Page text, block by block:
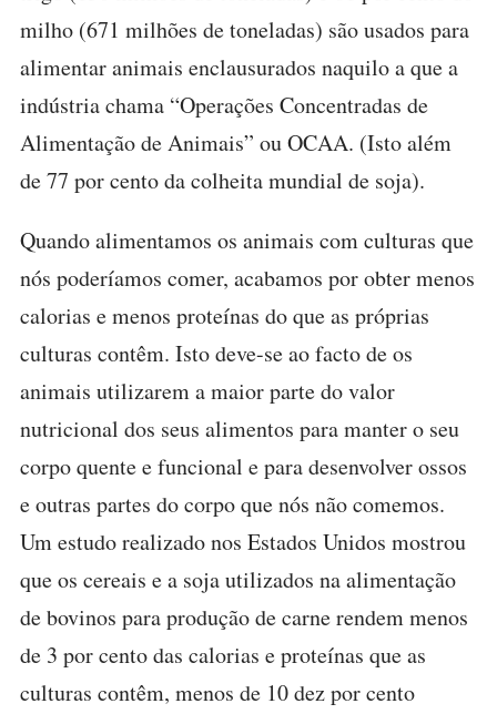
milho (671 milhões de toneladas) são usados para
alimentar animais enclausurados naquilo a que a
indústria chama “Operações Concentradas de
Alimentação de Animais” ou OCAA. (Isto além
de 77 por cento da colheita mundial de soja).
Quando alimentamos os animais com culturas que
nós poderíamos comer, acabamos por obter menos
calorias e menos proteínas do que as próprias
culturas contêm. Isto deve-se ao facto de os
animais utilizarem a maior parte do valor
nutricional dos seus alimentos para manter o seu
corpo quente e funcional e para desenvolver ossos
e outras partes do corpo que nós não comemos.
Um estudo realizado nos Estados Unidos mostrou
que os cereais e a soja utilizados na alimentação
de bovinos para produção de carne rendem menos
de 3 por cento das calorias e proteínas que as
culturas contêm, menos de 10 dez por cento